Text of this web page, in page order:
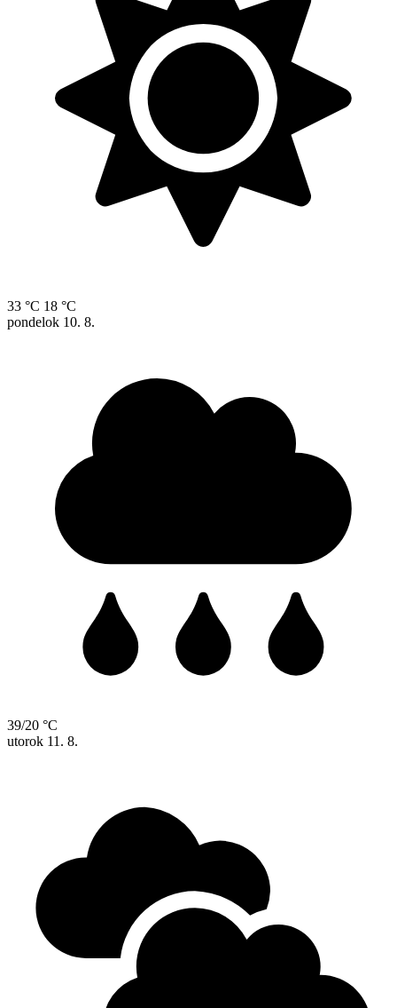
33 °C 18 °C
pondelok 10. 8.
39/20 °C
utorok 11. 8.